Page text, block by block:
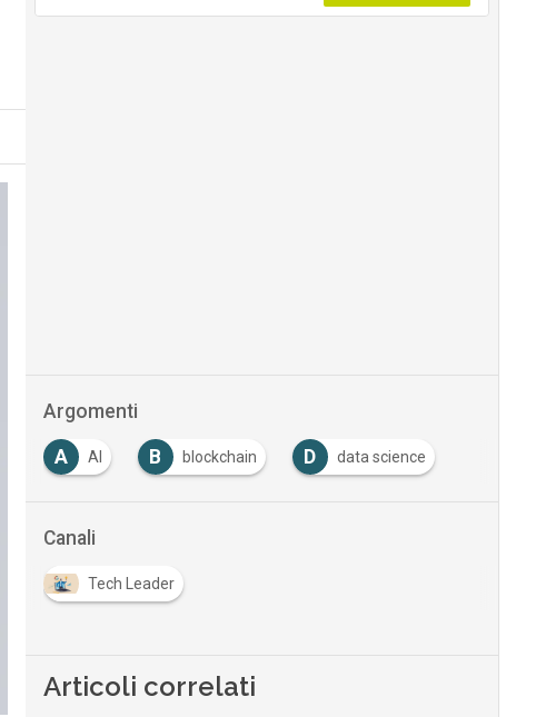
Argomenti
A AI B blockchain D data science
Canali
Tech Leader
Articoli correlati